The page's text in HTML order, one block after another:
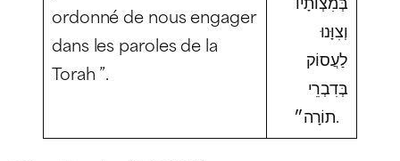
ordonné de nous engager
dans les paroles de la
Torah ”.
וְצִוָּנוּ
לַעֲסוֹק
בְּדִבְרֵי
תוֹרָה״.